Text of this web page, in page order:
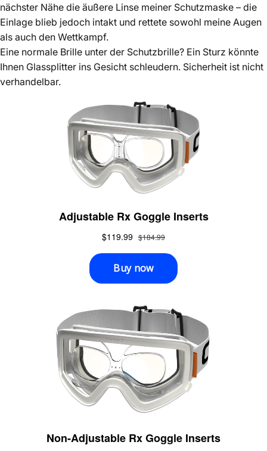
nächster Nähe die äußere Linse meiner Schutzmaske – die
Einlage blieb jedoch intakt und rettete sowohl meine Augen
als auch den Wettkampf.
Eine normale Brille unter der Schutzbrille? Ein Sturz könnte
Ihnen Glassplitter ins Gesicht schleudern. Sicherheit ist nicht
verhandelbar.